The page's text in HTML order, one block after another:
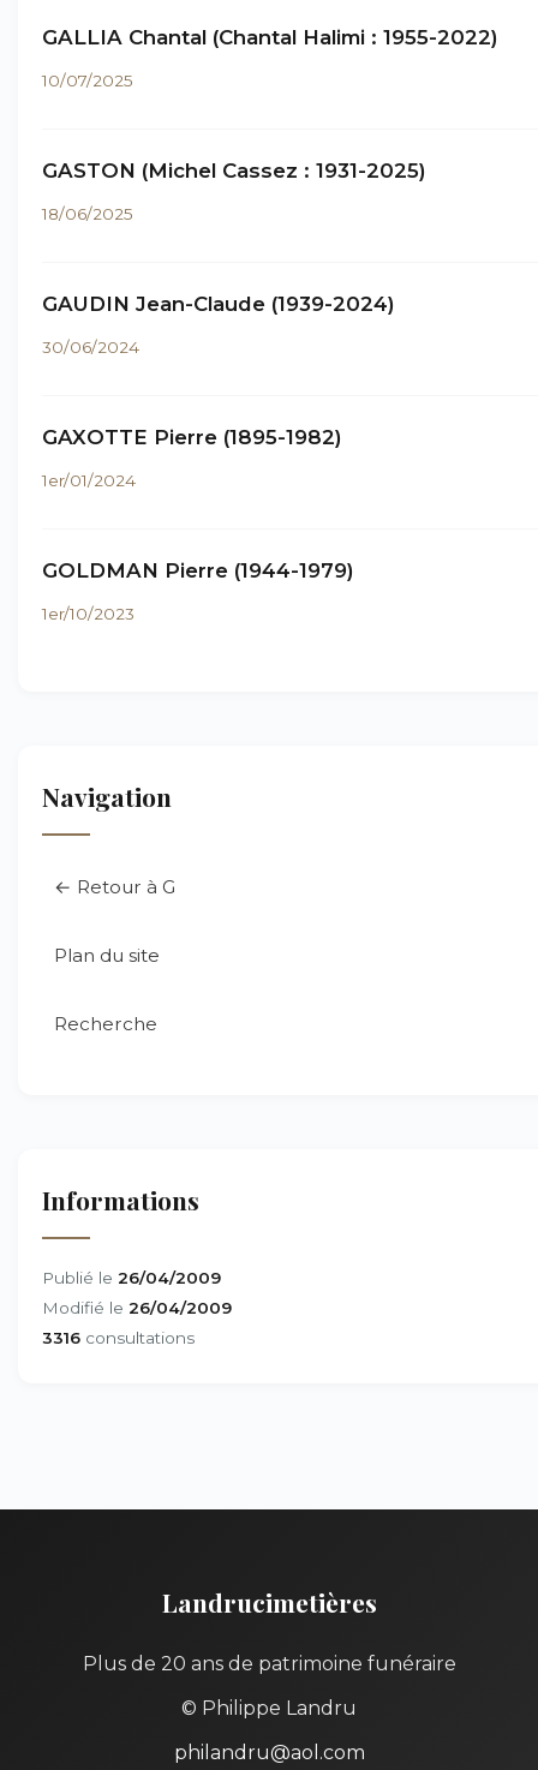
GALLIA Chantal (Chantal Halimi : 1955-2022)
10/07/2025
GASTON (Michel Cassez : 1931-2025)
18/06/2025
GAUDIN Jean-Claude (1939-2024)
30/06/2024
GAXOTTE Pierre (1895-1982)
1er/01/2024
GOLDMAN Pierre (1944-1979)
1er/10/2023
Navigation
← Retour à G
Plan du site
Recherche
Informations
Publié le 26/04/2009
Modifié le 26/04/2009
3316 consultations
Landrucimetières
Plus de 20 ans de patrimoine funéraire
© Philippe Landru
philandru@aol.com